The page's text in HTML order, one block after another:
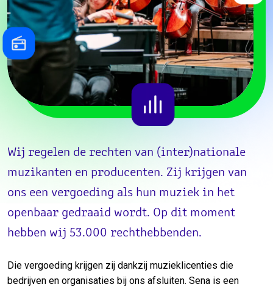
Wij regelen de rechten van (inter)nationale
muzikanten en producenten. Zij krijgen van
ons een vergoeding als hun muziek in het
openbaar gedraaid wordt. Op dit moment
hebben wij 53.000 rechthebbenden.
Die vergoeding krijgen zij dankzij muzieklicenties die
bedrijven en organisaties bij ons afsluiten. Sena is een